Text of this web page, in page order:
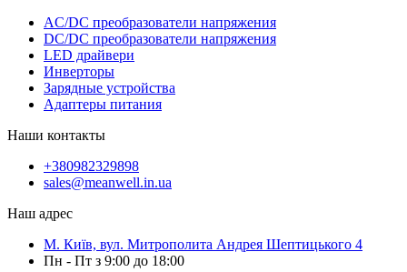
AC/DC преобразователи напряжения
DC/DC преобразователи напряжения
LED драйвери
Инверторы
Зарядные устройства
Адаптеры питания
Наши контакты
+380982329898
sales@meanwell.in.ua
Наш адрес
М. Київ, вул. Митрополита Андрея Шептицького 4
Пн - Пт з 9:00 до 18:00